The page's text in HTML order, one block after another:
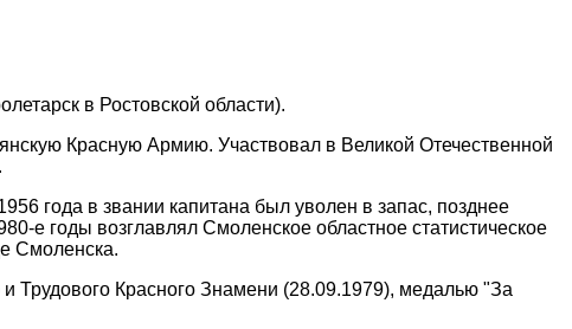
в Ростовской области).
Красную Армию. Участвовал в Великой Отечественной
года в звании капитана был уволен в запас, позднее
е годы возглавлял Смоленское областное статистическое
Смоленска.
Трудового Красного Знамени (28.09.1979), медалью "За